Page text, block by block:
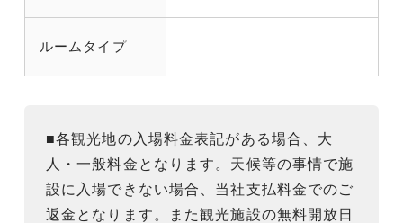
ルームタイプ
■各観光地の入場料金表記がある場合、大
人・一般料金となります。天候等の事情で施
設に入場できない場合、当社支払料金でのご
返金となります。また観光施設の無料開放日